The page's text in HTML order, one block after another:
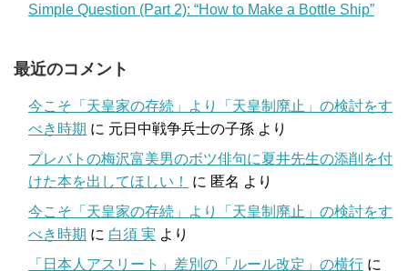
Simple Question (Part 2): “How to Make a Bottle Ship”
最近のコメント
今こそ「天皇家の存続」より「天皇制廃止」の検討をす
べき時期 に 元日中戦争兵士の子孫 より
プレバトの梅沢富美男のボツ俳句に夏井先生の添削を付
けた本を出してほしい！
に 匿名 より
今こそ「天皇家の存続」より「天皇制廃止」の検討をす
べき時期 に 白須 実 より
「日本人アスリート」差別の「ルール改定」の横行 に